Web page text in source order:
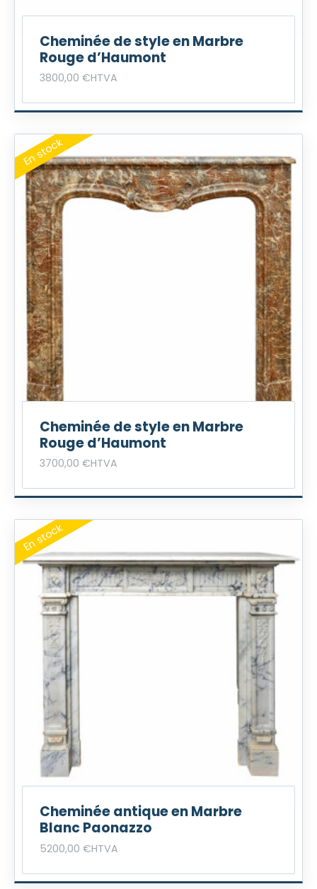
Cheminée de style en Marbre
Rouge d’Haumont
3800,00 €HTVA
Cheminée de style en Marbre
Rouge d’Haumont
3700,00 €HTVA
Cheminée antique en Marbre
Blanc Paonazzo
5200,00 €HTVA